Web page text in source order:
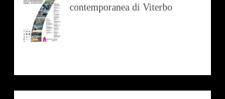
contemporanea di Viterbo